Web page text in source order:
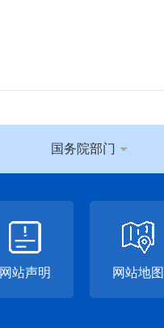
国务院部门
网站声明 网站地图